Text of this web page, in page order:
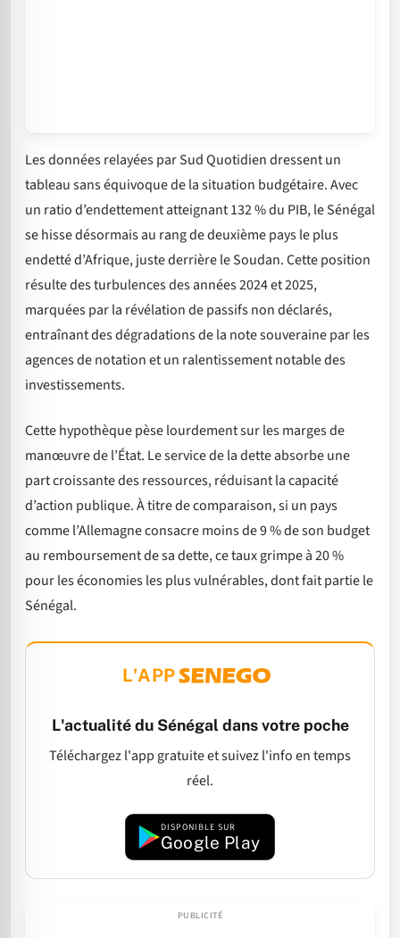
Les données relayées par Sud Quotidien dressent un
tableau sans équivoque de la situation budgétaire. Avec
un ratio d’endettement atteignant 132 % du PIB, le Sénégal
se hisse désormais au rang de deuxième pays le plus
endetté d’Afrique, juste derrière le Soudan. Cette position
résulte des turbulences des années 2024 et 2025,
marquées par la révélation de passifs non déclarés,
entraînant des dégradations de la note souveraine par les
agences de notation et un ralentissement notable des
investissements.
Cette hypothèque pèse lourdement sur les marges de
manœuvre de l’État. Le service de la dette absorbe une
part croissante des ressources, réduisant la capacité
d’action publique. À titre de comparaison, si un pays
comme l’Allemagne consacre moins de 9 % de son budget
au remboursement de sa dette, ce taux grimpe à 20 %
pour les économies les plus vulnérables, dont fait partie le
Sénégal.
L'APP
L'actualité du Sénégal dans votre poche
Téléchargez l'app gratuite et suivez l'info en temps
réel.
DISPONIBLE SUR
Google Play